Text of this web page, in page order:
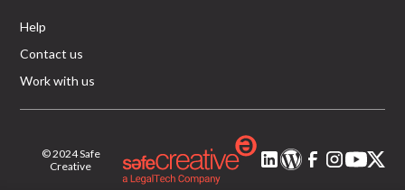
Help
Contact us
Work with us
© 2024 Safe
Creative